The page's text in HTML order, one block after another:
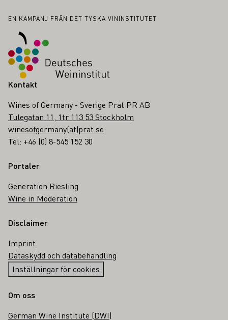
Sidfot
EN KAMPANJ FRÅN DET TYSKA VININSTITUTET
Kontakt
Wines of Germany - Sverige Prat PR AB
Tulegatan 11, 1tr 113 53 Stockholm
winesofgermany(at)prat.se
Tel: +46 (0) 8-545 152 30
Portaler
Generation Riesling
Wine in Moderation
Disclaimer
Imprint
Dataskydd och databehandling
Inställningar för cookies
Om oss
German Wine Institute (DWI)